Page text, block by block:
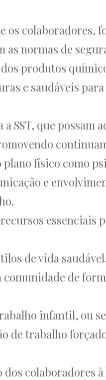
colaboradores,
normas de
produtos
e saudáveis
SST, que possam
físico como
e
essenciais
de vida
de
infantil, ou
de trabalho
colaboradores